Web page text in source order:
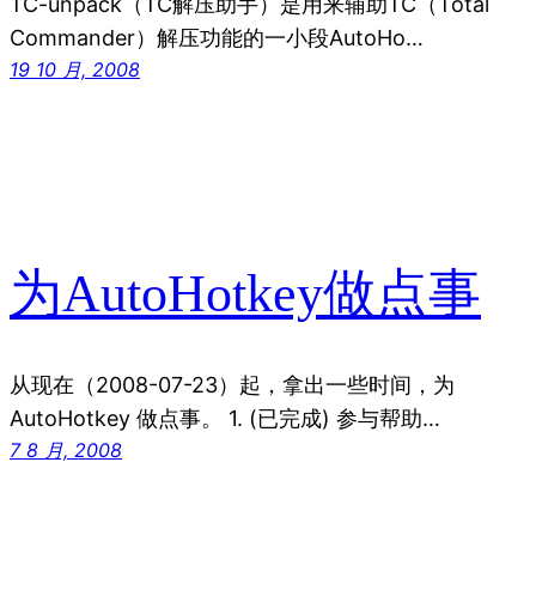
Commander）解压功能的一小段AutoHo…
19 10 月, 2008
为AutoHotkey做点事
从现在（2008-07-23）起，拿出一些时间，为
AutoHotkey 做点事。 1. (已完成) 参与帮助…
7 8 月, 2008